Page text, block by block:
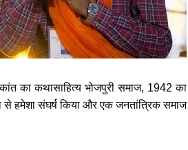
का कथासाहित्य भोजपुरी समाज, 1942 का
से हमेशा संघर्ष किया और एक जनतांत्रिक समाज